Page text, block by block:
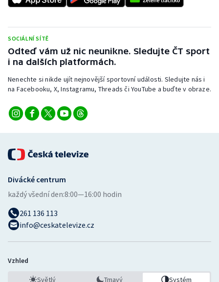
SOCIÁLNÍ SÍTĚ
Odteď vám už nic neunikne. Sledujte ČT sport
i na dalších platformách.
Nenechte si nikde ujít nejnovější sportovní události. Sledujte nás i
na Facebooku, X, Instagramu, Threads či YouTube a buďte v obraze.
Divácké centrum
každý všední den:8:00—16:00 hodin
261 136 113
info@ceskatelevize.cz
Vzhled
Světlý Tmavý Systém